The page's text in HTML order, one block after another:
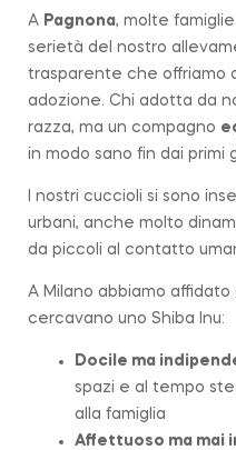
A Pagnona, molte
serietà del nostro
trasparente che offriamo
adozione. Chi adotta da
razza, ma un compagno
in modo sano fin dai primi
I nostri cuccioli si sono
urbani, anche molto
da piccoli al contatto
A Milano abbiamo
cercavano uno Shiba Inu:
Docile ma
spazi e al tempo
alla famiglia
Affettuoso ma mai